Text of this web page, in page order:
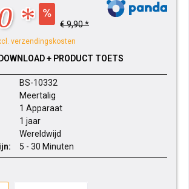
* € 9,90 *
verzendingskosten
+ PRODUCT TOETS
BS-10332
Meertalig
1 Apparaat
1 jaar
Wereldwijd
5 - 30 Minuten